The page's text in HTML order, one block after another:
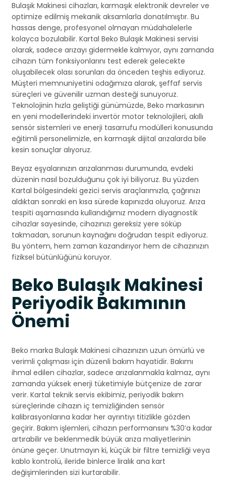
Bulaşık Makinesi cihazları, karmaşık elektronik devreler ve
optimize edilmiş mekanik aksamlarla donatılmıştır. Bu
hassas denge, profesyonel olmayan müdahalelerle
kolayca bozulabilir. Kartal Beko Bulaşık Makinesi servisi
olarak, sadece arızayı gidermekle kalmıyor, aynı zamanda
cihazın tüm fonksiyonlarını test ederek gelecekte
oluşabilecek olası sorunları da önceden teşhis ediyoruz.
Müşteri memnuniyetini odağımıza alarak, şeffaf servis
süreçleri ve güvenilir uzman desteği sunuyoruz.
Teknolojinin hızla geliştiği günümüzde, Beko markasının
en yeni modellerindeki invertör motor teknolojileri, akıllı
sensör sistemleri ve enerji tasarrufu modülleri konusunda
eğitimli personelimizle, en karmaşık dijital arızalarda bile
kesin sonuçlar alıyoruz.
Beyaz eşyalarınızın arızalanması durumunda, evdeki
düzenin nasıl bozulduğunu çok iyi biliyoruz. Bu yüzden
Kartal bölgesindeki gezici servis araçlarımızla, çağrınızı
aldıktan sonraki en kısa sürede kapınızda oluyoruz. Arıza
tespiti aşamasında kullandığımız modern diyagnostik
cihazlar sayesinde, cihazınızı gereksiz yere söküp
takmadan, sorunun kaynağını doğrudan tespit ediyoruz.
Bu yöntem, hem zaman kazandırıyor hem de cihazınızın
fiziksel bütünlüğünü koruyor.
Beko Bulaşık Makinesi
Periyodik Bakımının
Önemi
Beko marka Bulaşık Makinesi cihazınızın uzun ömürlü ve
verimli çalışması için düzenli bakım hayatidir. Bakımı
ihmal edilen cihazlar, sadece arızalanmakla kalmaz, aynı
zamanda yüksek enerji tüketimiyle bütçenize de zarar
verir. Kartal teknik servis ekibimiz, periyodik bakım
süreçlerinde cihazın iç temizliğinden sensör
kalibrasyonlarına kadar her ayrıntıyı titizlikle gözden
geçirir. Bakım işlemleri, cihazın performansını %30’a kadar
artırabilir ve beklenmedik büyük arıza maliyetlerinin
önüne geçer. Unutmayın ki, küçük bir filtre temizliği veya
kablo kontrolü, ileride binlerce liralık ana kart
değişimlerinden sizi kurtarabilir.